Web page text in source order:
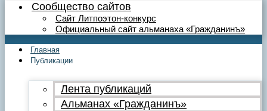
Сообщество сайтов
Сайт Литпоэтон-конкурс
Официальный сайт альманаха «Гражданинъ»
Главная
Публикации
Лента публикаций
Альманах «Гражданинъ»